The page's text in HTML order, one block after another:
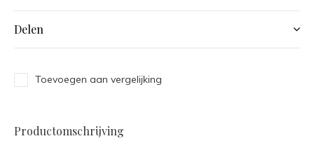
Delen
Toevoegen aan vergelijking
Productomschrijving